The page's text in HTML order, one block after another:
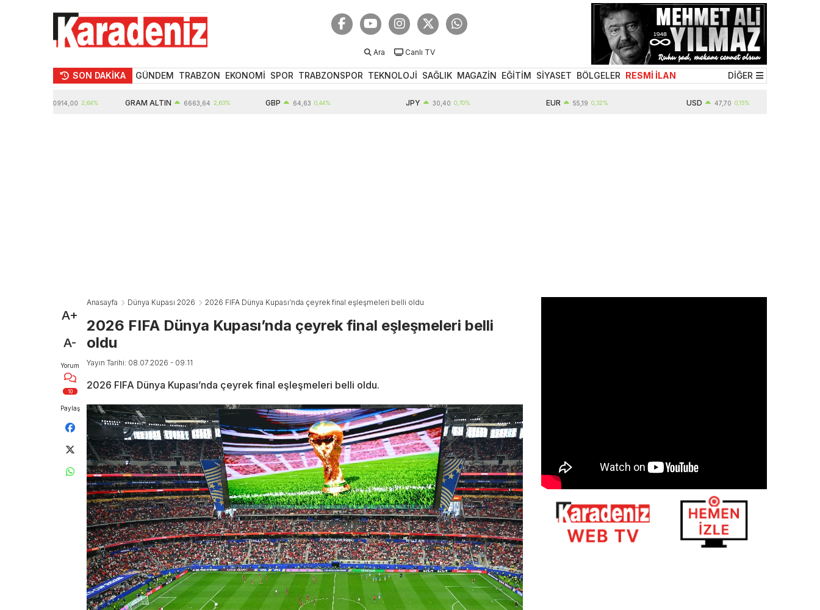
Ara Canlı TV
SON DAKİKA GÜNDEM TRABZON EKONOMİ SPOR TRABZONSPOR TEKNOLOJİ SAĞLIK MAGAZİN EĞİTİM SİYASET BÖLGELER RESMİ İLAN DİĞER
10914,00 2,64% GRAM ALTIN 6663,64 2,63% GBP 64,63 0,44% JPY 30,40 0,70% EUR 55,19 0,32% USD 47,70 0,15%
A+
A-
Yorum
10
Paylaş
Anasayfa Dünya Kupası 2026 2026 FIFA Dünya Kupası’nda çeyrek final eşleşmeleri belli oldu
2026 FIFA Dünya Kupası’nda çeyrek final eşleşmeleri belli
oldu
Yayın Tarihi: 08.07.2026 - 09:11
2026 FIFA Dünya Kupası’nda çeyrek final eşleşmeleri belli oldu.